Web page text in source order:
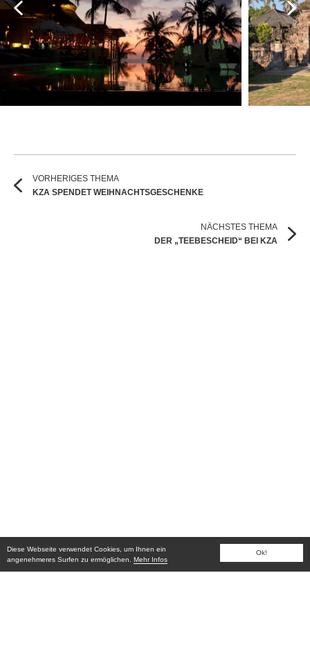
Ok!
Diese Webseite verwendet Cookies, um Ihnen ein
angenehmeres Surfen zu ermöglichen. Mehr Infos
VORHERIGES THEMA
KZA SPENDET WEIHNACHTSGESCHENKE
NÄCHSTES THEMA
DER „TEEBESCHEID“ BEI KZA